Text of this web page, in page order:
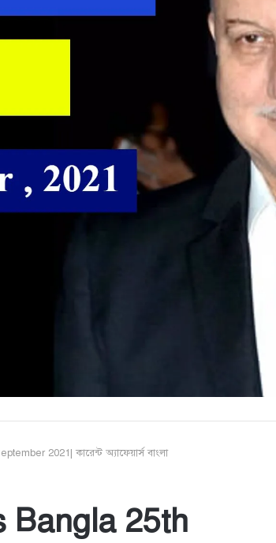
2021| কারেন্ট অ্যাফেয়ার্স বাংলা
Bangla 25th